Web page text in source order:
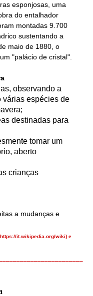
esponjosas, uma
do entalhador
montadas 9.700
sustentando a
maio de 1880, o
"palácio de cristal".
, observando a
várias espécies de
destinadas para
tomar um
aberto
crianças
a mudanças e
https://it.wikipedia.org/wiki) e